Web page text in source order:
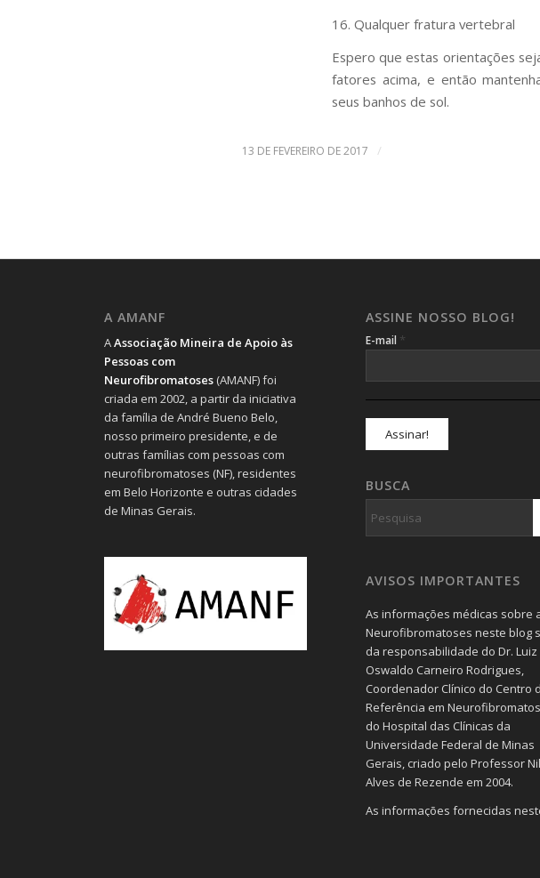
16. Qualquer fratura vertebral
Espero que estas orientações
fatores acima, e então
seus banhos de sol.
13 DE FEVEREIRO DE 2017 /
A AMANF
AAssociação Mineira de Apoio às
Pessoas com
Neurofibromatoses (AMANF) foi
criada em 2002, a partir da iniciativa
da família de André Bueno Belo,
nosso primeiro presidente, e de
outras famílias com pessoas com
neurofibromatoses (NF), residentes
em Belo Horizonte e outras cidades
de Minas Gerais.
ASSINE NOSSO BLOG!
E-mail *
BUSCA
AVISOS IMPORTANTES
As informações médicas sobre
Neurofibromatoses neste blog
da responsabilidade do Dr. Luiz
Oswaldo Carneiro Rodrigues,
Coordenador Clínico do Centro
Referência em
do Hospital das Clínicas da
Universidade Federal de Minas
Gerais, criado pelo Professor
Alves de Rezende em 2004.
As informações fornecidas